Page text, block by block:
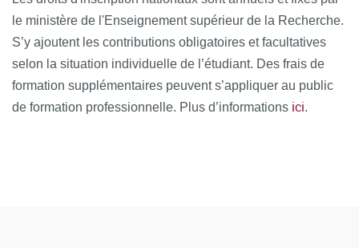
le ministère de l'Enseignement supérieur de la Recherche.
S’y ajoutent les contributions obligatoires et facultatives
selon la situation individuelle de l’étudiant. Des frais de
formation supplémentaires peuvent s’appliquer au public
de formation professionnelle. Plus d’informations ici.